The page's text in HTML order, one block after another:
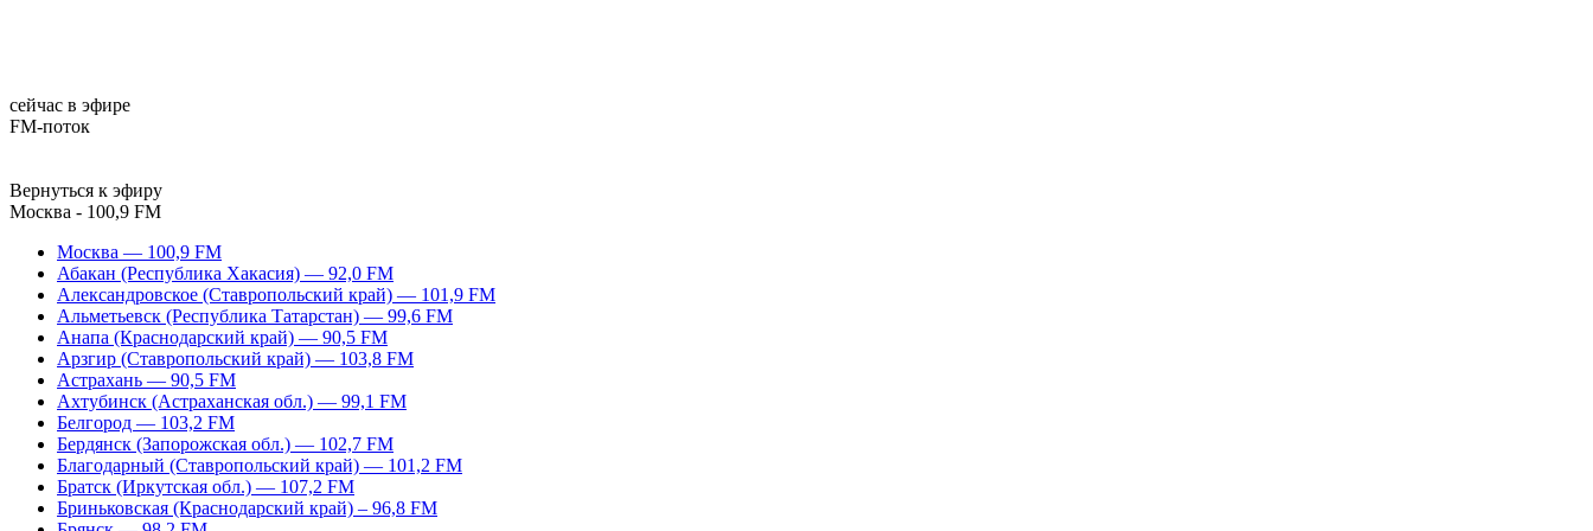
сейчас в эфире
FM-поток
Вернуться к эфиру
Москва - 100,9 FM
Москва — 100,9 FM
Абакан (Республика Хакасия) — 92,0 FM
Александровское (Ставропольский край) — 101,9 FM
Альметьевск (Республика Татарстан) — 99,6 FM
Анапа (Краснодарский край) — 90,5 FM
Арзгир (Ставропольский край) — 103,8 FM
Астрахань — 90,5 FM
Ахтубинск (Астраханская обл.) — 99,1 FM
Белгород — 103,2 FM
Бердянск (Запорожская обл.) — 102,7 FM
Благодарный (Ставропольский край) — 101,2 FM
Братск (Иркутская обл.) — 107,2 FM
Бриньковская (Краснодарский край) – 96,8 FM